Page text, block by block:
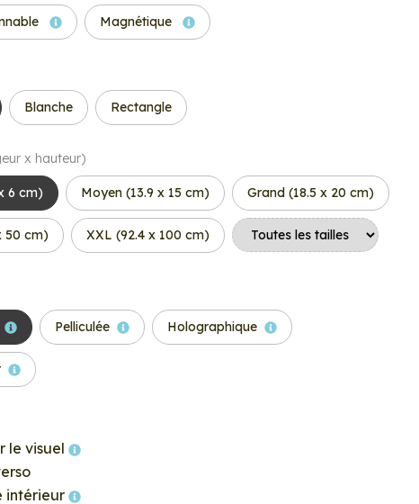
Magnétique
Blanche Rectangle
x hauteur)
6 cm) Moyen (13.9 x 15 cm) Grand (18.5 x 20 cm)
50 cm) XXL (92.4 x 100 cm)
Pelliculée Holographique
le visuel
intérieur